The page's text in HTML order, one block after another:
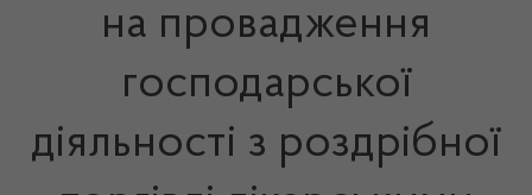
на провадження
господарської
діяльності з роздрібної